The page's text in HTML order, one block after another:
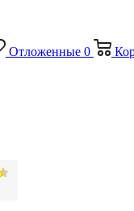
Отложенные 0